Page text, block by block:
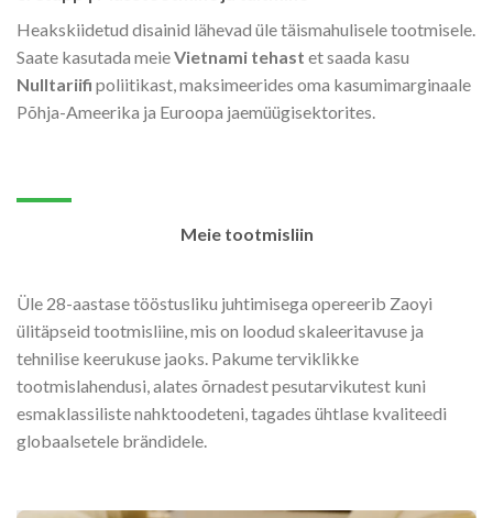
Heakskiidetud disainid lähevad üle täismahulisele tootmisele.
Saate kasutada meieVietnami tehast et saada kasu
Nulltariifi poliitikast, maksimeerides oma kasumimarginaale
Põhja-Ameerika ja Euroopa jaemüügisektorites.
Meie tootmisliin
Üle 28-aastase tööstusliku juhtimisega opereerib Zaoyi
ülitäpseid tootmisliine, mis on loodud skaleeritavuse ja
tehnilise keerukuse jaoks. Pakume terviklikke
tootmislahendusi, alates õrnadest pesutarvikutest kuni
esmaklassiliste nahktoodeteni, tagades ühtlase kvaliteedi
globaalsetele brändidele.